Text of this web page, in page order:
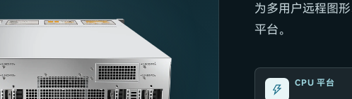
为多用户远程图
平台。
CPU 平台